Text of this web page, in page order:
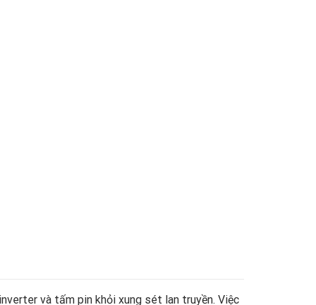
và tấm pin khỏi xung sét lan truyền. Việc